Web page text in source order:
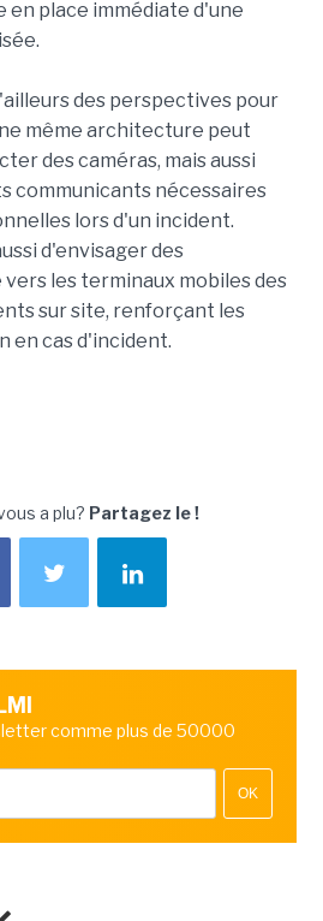
en place immédiate d'une
des perspectives pour
même architecture peut
des caméras, mais aussi
communicants nécessaires
lors d'un incident.
d'envisager des
les terminaux mobiles des
sur site, renforçant les
en cas d'incident.
a plu? Partagez le !
comme plus de 50000
OK